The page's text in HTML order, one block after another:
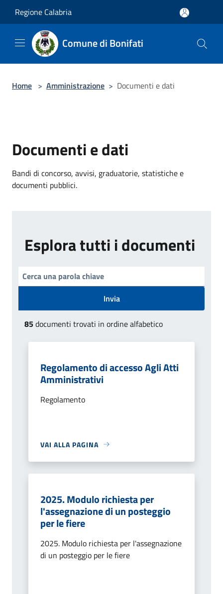
Regione Calabria
Comune di Bonifati
Home > Amministrazione > Documenti e dati
Documenti e dati
Bandi di concorso, avvisi, graduatorie, statistiche e
documenti pubblici.
Esplora tutti i documenti
Invia
85documenti trovati in ordine alfabetico
Regolamento di accesso Agli Atti
Amministrativi
Regolamento
VAI ALLA PAGINA
2025. Modulo richiesta per
l'assegnazione di un posteggio
per le fiere
2025. Modulo richiesta per l'assegnazione
di un posteggio per le fiere